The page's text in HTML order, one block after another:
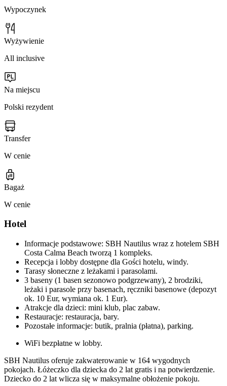
Wypoczynek
Wyżywienie
All inclusive
Na miejscu
Polski rezydent
Transfer
W cenie
Bagaż
W cenie
Hotel
Informacje podstawowe: SBH Nautilus wraz z hotelem SBH
Costa Calma Beach tworzą 1 kompleks.
Recepcja i lobby dostępne dla Gości hotelu, windy.
Tarasy słoneczne z leżakami i parasolami.
3 baseny (1 basen sezonowo podgrzewany), 2 brodziki,
leżaki i parasole przy basenach, ręczniki basenowe (depozyt
ok. 10 Eur, wymiana ok. 1 Eur).
Atrakcje dla dzieci: mini klub, plac zabaw.
Restauracje: restauracja, bary.
Pozostałe informacje: butik, pralnia (płatna), parking.
WiFi bezpłatne w lobby.
SBH Nautilus oferuje zakwaterowanie w 164 wygodnych
pokojach. Łóżeczko dla dziecka do 2 lat gratis i na potwierdzenie.
Dziecko do 2 lat wlicza się w maksymalne obłożenie pokoju.